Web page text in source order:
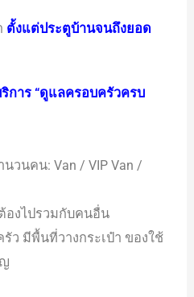
ตั้งแต่ประตูบ้านจนถึงยอด
การ “ดูแลครอบครัวครบ
วนคน: Van / VIP Van /
องไปรวมกับคนอื่น
ว มีพื้นที่วางกระเป๋า ของใช้